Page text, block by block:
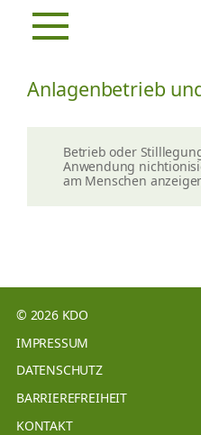
Anlagenbetrieb
Betrieb oder
Anwendung
am Menschen
© 2026 KDO
IMPRESSUM
DATENSCHUTZ
BARRIEREFREIHEIT
KONTAKT